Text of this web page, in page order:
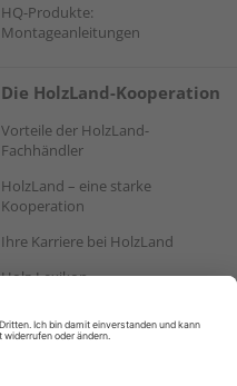
HQ-Produkte:
Montageanleitungen
Die HolzLand-Kooperation
Vorteile der HolzLand-
Fachhändler
HolzLand – eine starke
Kooperation
Ihre Karriere bei HolzLand
Holz-Lexikon